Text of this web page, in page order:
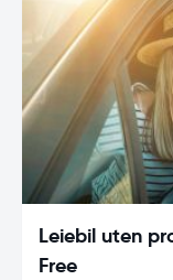
Leiebil uten
Free